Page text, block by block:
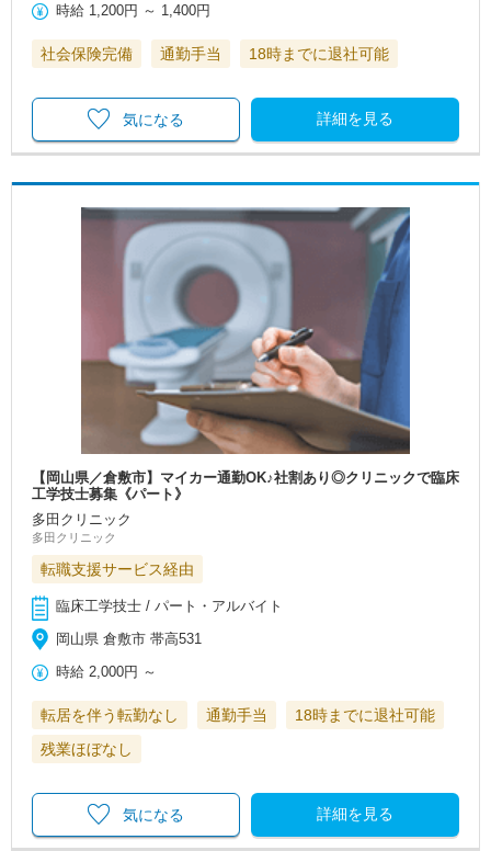
時給 1,200円 ～ 1,400円
社会保険完備 通勤手当 18時までに退社可能
詳細を見る
気になる
【岡山県／倉敷市】マイカー通勤OK♪社割あり◎クリニックで臨床
工学技士募集《パート》
多田クリニック
多田クリニック
転職支援サービス経由
臨床工学技士 / パート・アルバイト
岡山県 倉敷市 帯高531
時給 2,000円 ～
転居を伴う転勤なし 通勤手当
18時までに退社可能
残業ほぼなし
詳細を見る
気になる